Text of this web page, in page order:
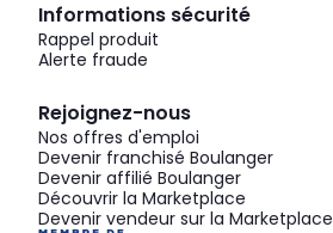
Informations sécurité
Rappel produit
Alerte fraude
Rejoignez-nous
Nos offres d'emploi
Devenir franchisé Boulanger
Devenir affilié Boulanger
Découvrir la Marketplace
Devenir vendeur sur la Marketplace